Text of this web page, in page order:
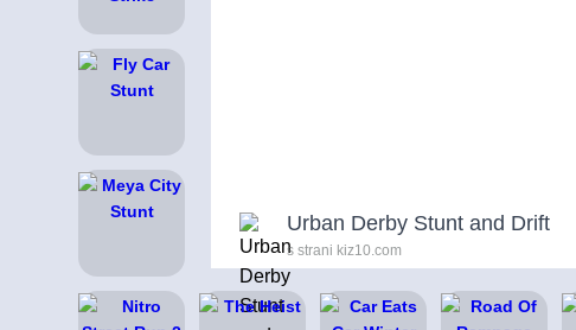
Urban Derby Stunt and Drift
s strani kiz10.com